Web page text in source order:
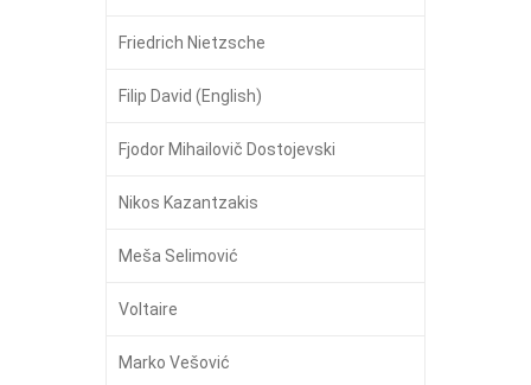
Friedrich Nietzsche
Filip David (English)
Fjodor Mihailovič Dostojevski
Nikos Kazantzakis
Meša Selimović
Voltaire
Marko Vešović